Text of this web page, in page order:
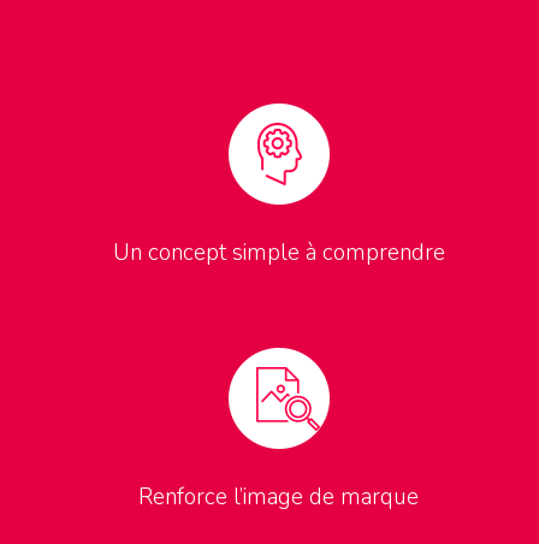
Un concept simple à comprendre
Renforce l’image de marque